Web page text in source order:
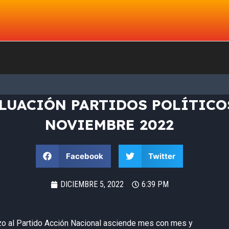
PARTIDOS
NOVIEMBRE 2022
Facebook Twitter
DICIEMBRE 5, 2022 6:39 PM
al Partido Acción Nacional asciende mes con mes y